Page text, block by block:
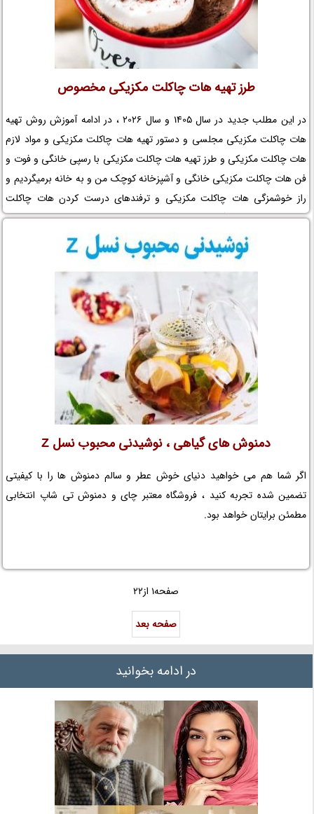
طرز تهیه هات چاکلت مکزیکی مخصوص
در این مطلب جدید در سال 1405 و سال 2026 ، در ادامه آموزش روش تهیه
هات چاکلت مکزیکی مجلسی و دستور تهیه هات چاکلت مکزیکی و مواد لازم
هات چاکلت مکزیکی و طرز تهیه هات چاکلت مکزیکی با رسپی خانگی و فوت و
فن هات چاکلت مکزیکی خانگی و آشپزخانه کوچک من و به خانه برمیگردیم و
راز خوشمزگی هات چاکلت مکزیکی و ترفندهای درست کردن هات چاکلت
مکزیکی و شکلات داغ مکزیکی و زمان تهیه هات چاکلت مکزیکی و نکات مهم
در تهیه هات چاکلت مکزیکی خانگی و تزیین هات چاکلت مکزیکی را در نم
دمنوش های گیاهی ، نوشیدنی محبوب نسل Z
اگر شما هم می خواهید دنیای خوش عطر و سالم دمنوش ها را با کیفیتی
تضمین شده تجربه کنید ، فروشگاه معتبر چای و دمنوش تی شاپ انتخابی
مطمئن برایتان خواهد بود.
صفحه1 از22
صفحه بعد
در ادامه بخوانید